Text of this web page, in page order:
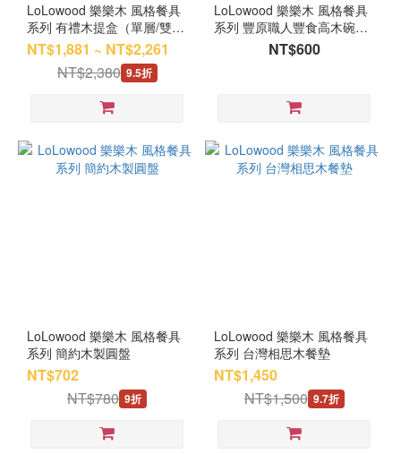
LoLowood 樂樂木 風格餐具
系列 有禮木提盒（單層/雙
層）
NT$1,881 ~ NT$2,261
NT$2,380 9.5折
LoLowood 樂樂木 風格餐具
系列 豐原職人豐食高木碗
NT$600
LoLowood 樂樂木 風格餐具
系列 簡約木製圓盤
NT$702
NT$780 9折
LoLowood 樂樂木 風格餐具
系列 台灣相思木餐墊
NT$1,450
NT$1,500 9.7折